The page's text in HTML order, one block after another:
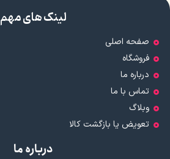
لینک های مهم
صفحه اصلی
فروشگاه
درباره ما
تماس با ما
وبلاگ
تعویض یا بازگشت کالا
درباره ما